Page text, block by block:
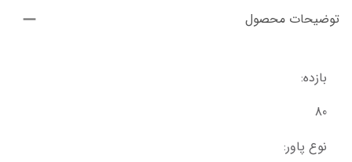
توضیحات محصول
بازده:
80
نوع پاور: